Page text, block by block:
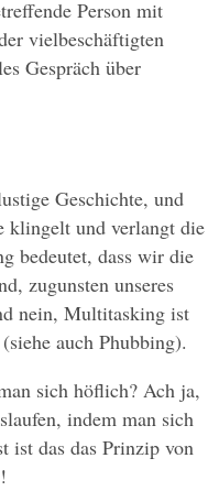
Person mit
vielbeschäftigten
Gespräch über
Geschichte, und
klingelt und verlangt die
bedeutet, dass wir die
zugunsten unseres
nein, Multitasking ist
auch Phubbing).
sich höflich? Ach ja,
indem man sich
ist das das Prinzip von